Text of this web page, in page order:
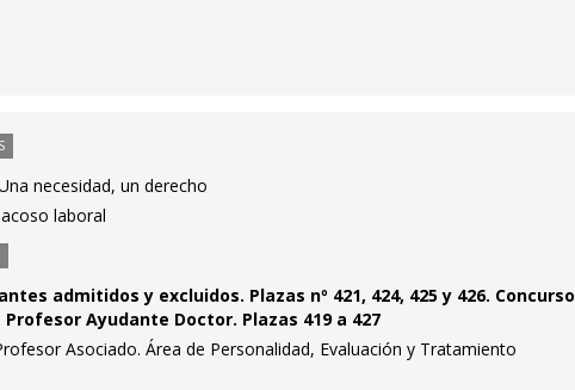
necesidad, un derecho
laboral
admitidos y excluidos. Plazas nº 421, 424, 425 y 426. Concurso
Profesor Ayudante Doctor. Plazas 419 a 427
Asociado. Área de Personalidad, Evaluación y Tratamiento